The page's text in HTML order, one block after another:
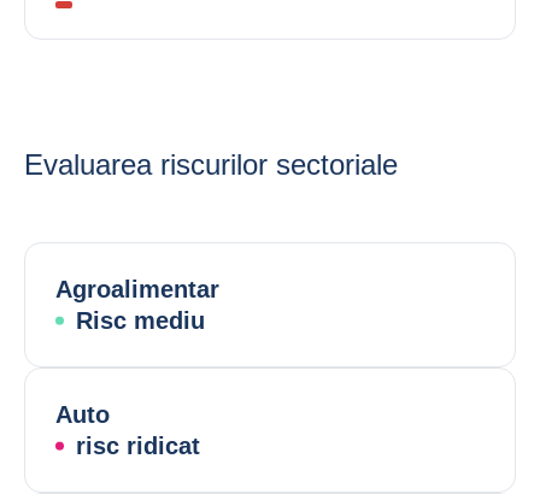
Evaluarea riscurilor sectoriale
Agroalimentar
Risc mediu
Auto
risc ridicat